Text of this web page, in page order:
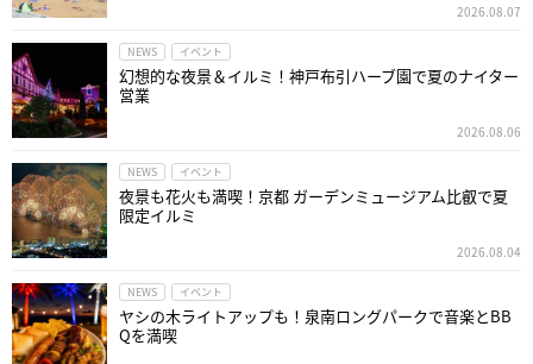
2026.08.07
NEWS イベント
幻想的な夜景＆イルミ！神戸布引ハーブ園で夏のナイター
営業
2026.08.06
NEWS イベント
夜景も花火も満喫！京都 ガーデンミュージアム比叡で夏
限定イルミ
2026.08.04
NEWS イベント
ヤシの木ライトアップも！泉南ロングパークで音楽とBB
Qを満喫